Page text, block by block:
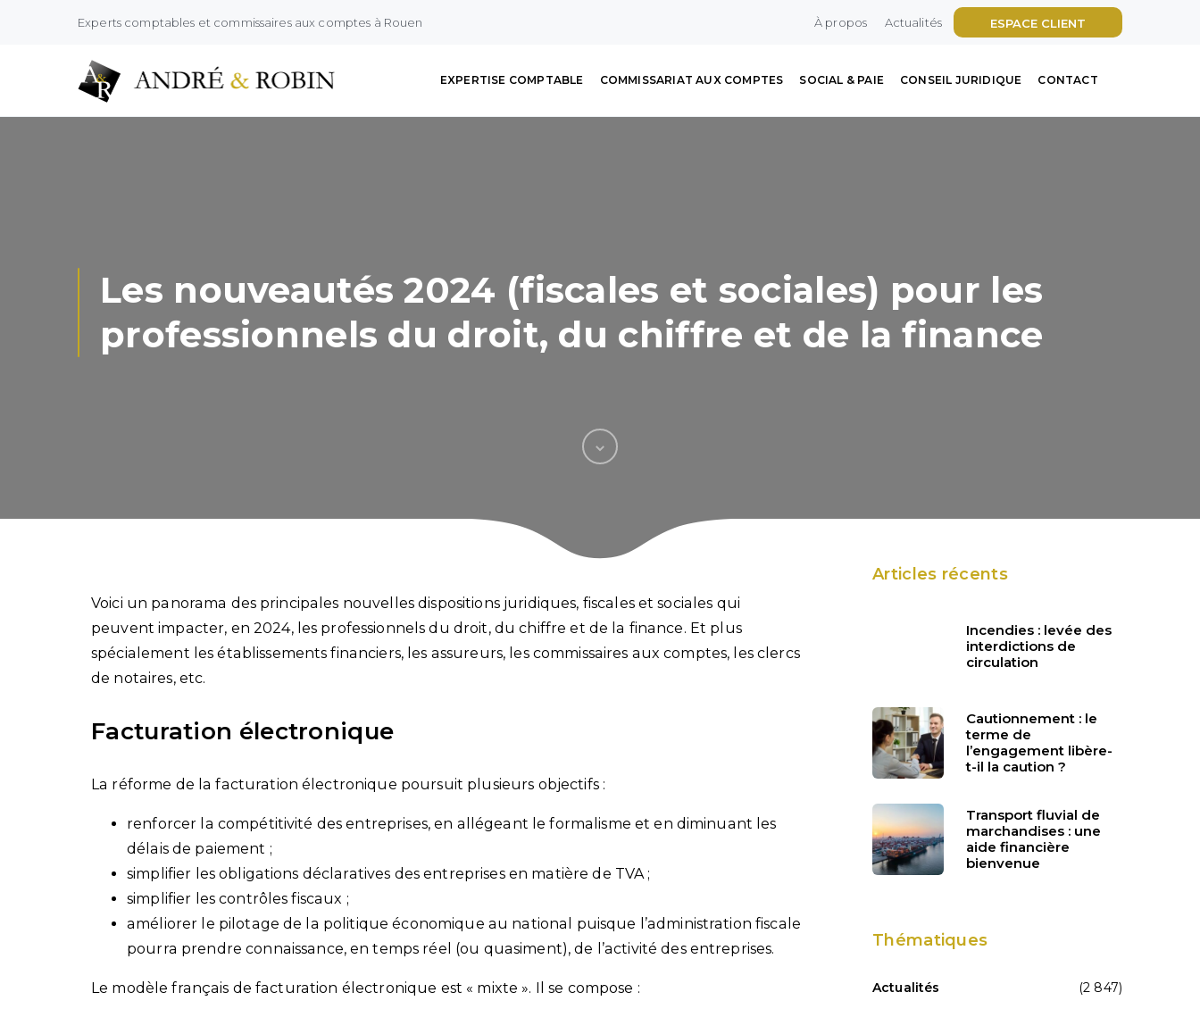
Experts comptables et commissaires aux comptes à Rouen ESPACE CLIENT
À propos Actualités
EXPERTISE COMPTABLE COMMISSARIAT AUX COMPTES SOCIAL & PAIE CONSEIL JURIDIQUE CONTACT
Les nouveautés 2024 (fiscales et sociales) pour les
professionnels du droit, du chiffre et de la finance
Voici un panorama des principales nouvelles dispositions juridiques, fiscales et sociales qui
peuvent impacter, en 2024, les professionnels du droit, du chiffre et de la finance. Et plus
spécialement les établissements financiers, les assureurs, les commissaires aux comptes, les clercs
de notaires, etc.
Facturation électronique
La réforme de la facturation électronique poursuit plusieurs objectifs :
renforcer la compétitivité des entreprises, en allégeant le formalisme et en diminuant les
délais de paiement ;
simplifier les obligations déclaratives des entreprises en matière de TVA ;
simplifier les contrôles fiscaux ;
améliorer le pilotage de la politique économique au national puisque l’administration fiscale
pourra prendre connaissance, en temps réel (ou quasiment), de l’activité des entreprises.
Le modèle français de facturation électronique est « mixte ». Il se compose :
Articles récents
Incendies : levée des
interdictions de
circulation
Cautionnement : le
terme de
l’engagement libère-
t-il la caution ?
Transport fluvial de
marchandises : une
aide financière
bienvenue
Thématiques
Actualités
(2 847)